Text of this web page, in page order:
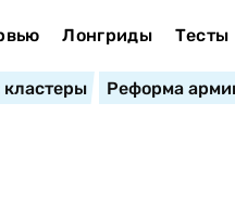
Лонгриды Тесты
Реформа